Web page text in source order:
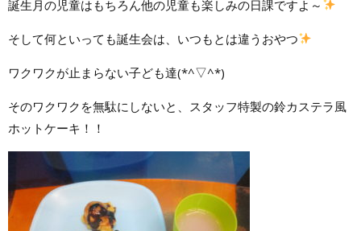
誕生月の児童はもちろん他の児童も楽しみの日課ですよ～
そして何といっても誕生会は、いつもとは違うおやつ
ワクワクが止まらない子ども達(*^▽^*)
そのワクワクを無駄にしないと、スタッフ特製の鈴カステラ風
ホットケーキ！！